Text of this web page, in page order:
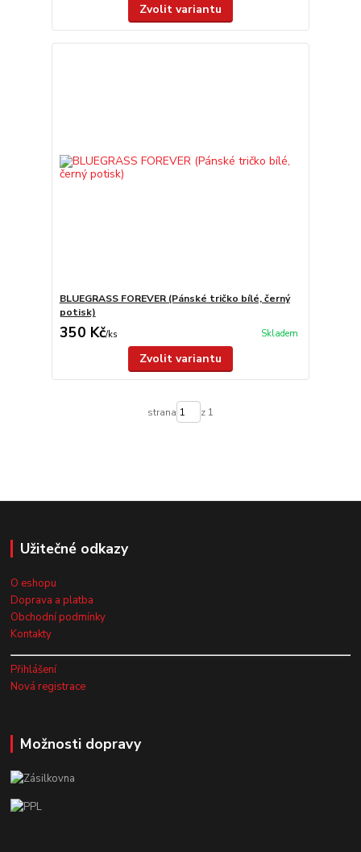
Zvolit variantu
BLUEGRASS FOREVER (Pánské tričko bílé, černý
potisk)
350 Kč/ks Skladem
Zvolit variantu
strana z 1
Užitečné odkazy
O eshopu
Doprava a platba
Obchodní podmínky
Kontakty
Přihlášení
Nová registrace
Možnosti dopravy